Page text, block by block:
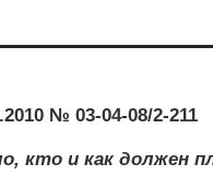
№ 03-04-08/2-211
кто и как должен